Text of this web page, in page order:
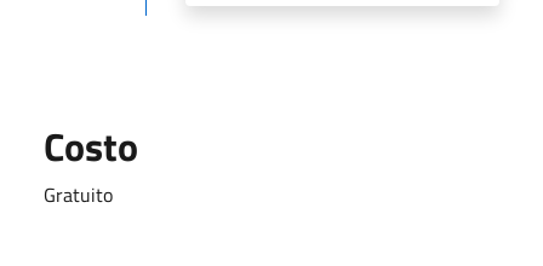
Costo
Gratuito